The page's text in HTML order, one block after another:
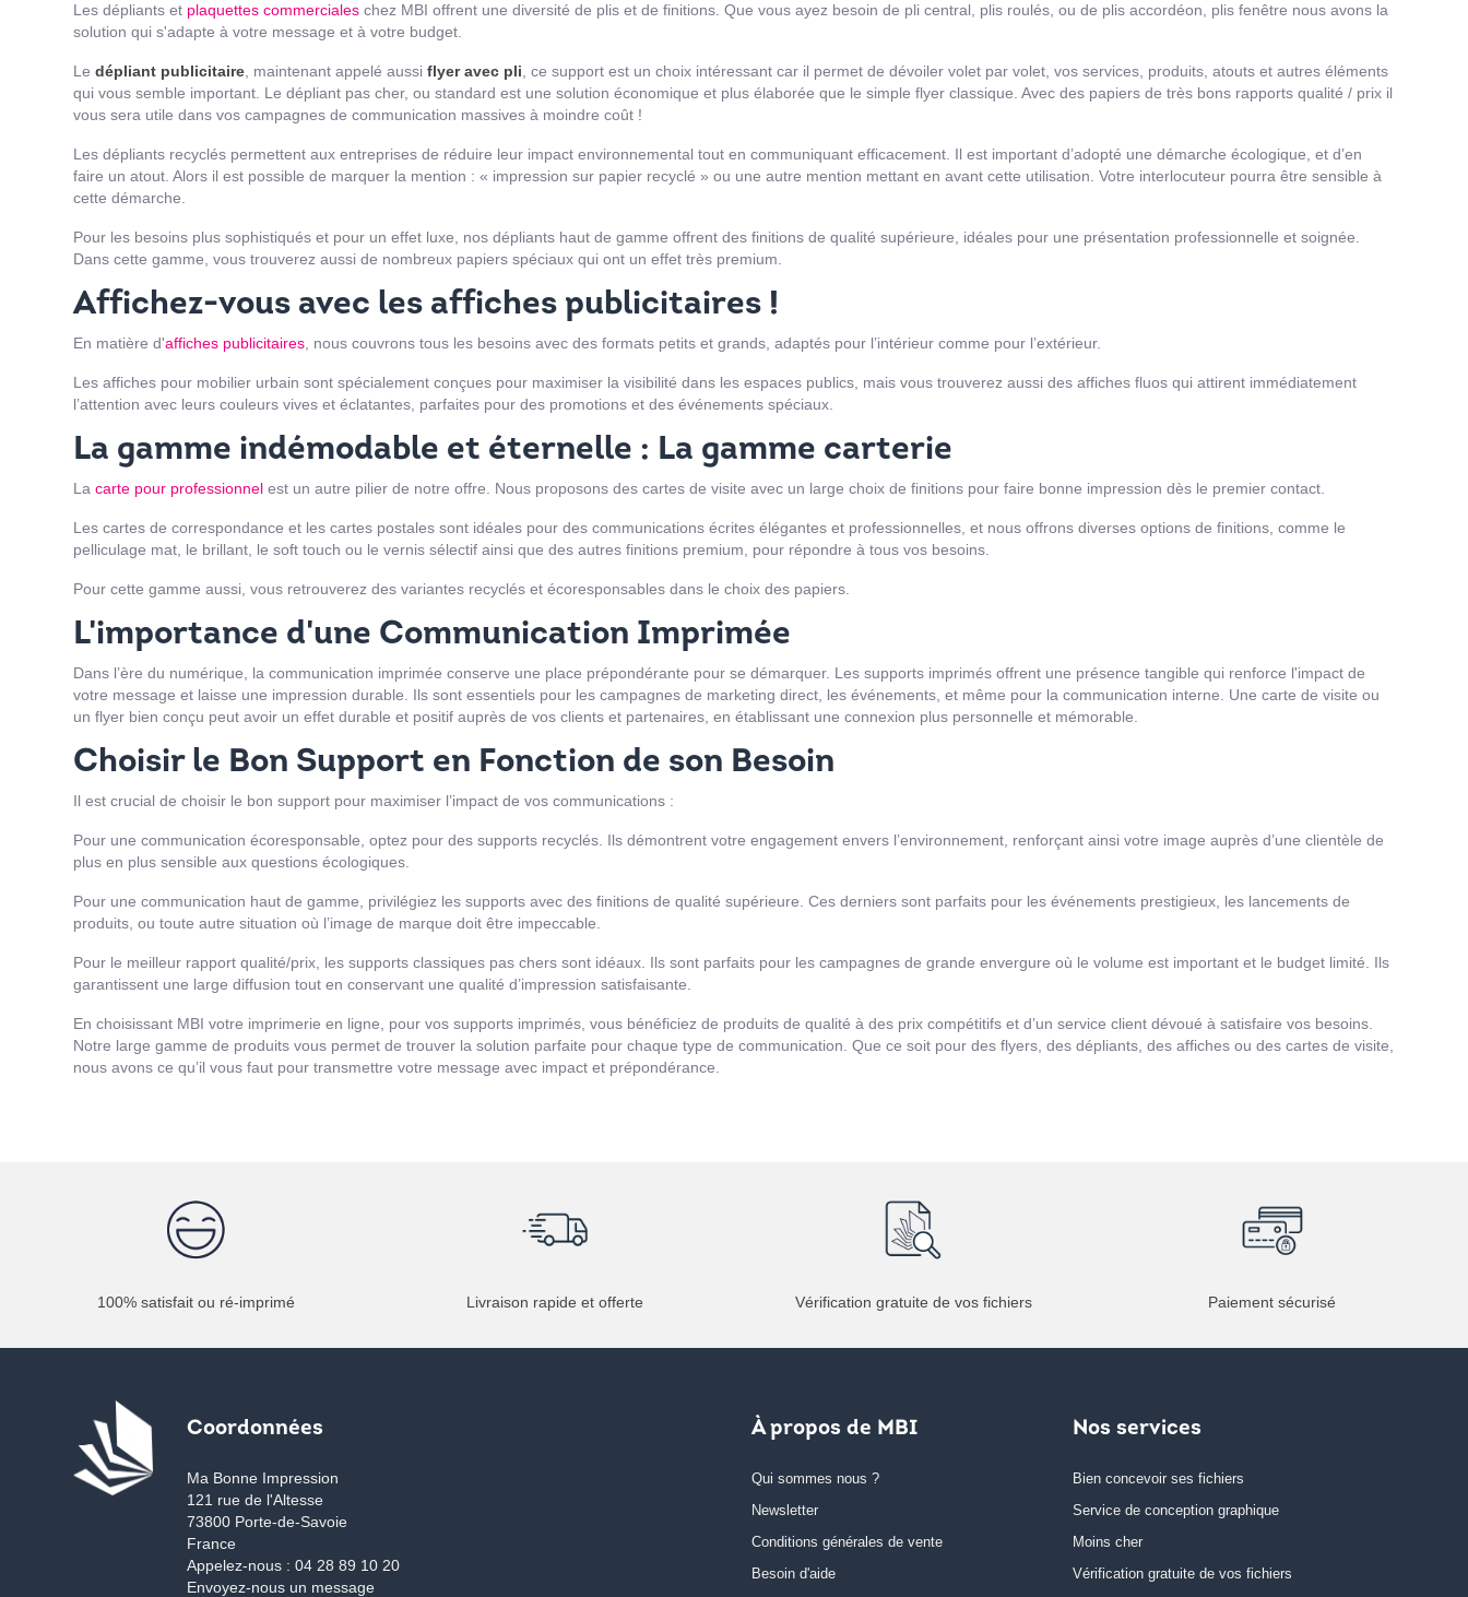
Les dépliants et plaquettes commerciales chez MBI offrent une diversité de plis et de finitions. Que vous ayez besoin de pli central, plis roulés, ou de plis accordéon, plis fenêtre nous avons la
solution qui s'adapte à votre message et à votre budget.
Le dépliant publicitaire, maintenant appelé aussi flyer avec pli, ce support est un choix intéressant car il permet de dévoiler volet par volet, vos services, produits, atouts et autres éléments
qui vous semble important. Le dépliant pas cher, ou standard est une solution économique et plus élaborée que le simple flyer classique. Avec des papiers de très bons rapports qualité / prix il
vous sera utile dans vos campagnes de communication massives à moindre coût !
Les dépliants recyclés permettent aux entreprises de réduire leur impact environnemental tout en communiquant efficacement. Il est important d’adopté une démarche écologique, et d’en
faire un atout. Alors il est possible de marquer la mention : « impression sur papier recyclé » ou une autre mention mettant en avant cette utilisation. Votre interlocuteur pourra être sensible à
cette démarche.
Pour les besoins plus sophistiqués et pour un effet luxe, nos dépliants haut de gamme offrent des finitions de qualité supérieure, idéales pour une présentation professionnelle et soignée.
Dans cette gamme, vous trouverez aussi de nombreux papiers spéciaux qui ont un effet très premium.
Affichez-vous avec les affiches publicitaires !
En matière d'affiches publicitaires, nous couvrons tous les besoins avec des formats petits et grands, adaptés pour l’intérieur comme pour l’extérieur.
Les affiches pour mobilier urbain sont spécialement conçues pour maximiser la visibilité dans les espaces publics, mais vous trouverez aussi des affiches fluos qui attirent immédiatement
l’attention avec leurs couleurs vives et éclatantes, parfaites pour des promotions et des événements spéciaux.
La gamme indémodable et éternelle : La gamme carterie
La carte pour professionnel est un autre pilier de notre offre. Nous proposons des cartes de visite avec un large choix de finitions pour faire bonne impression dès le premier contact.
Les cartes de correspondance et les cartes postales sont idéales pour des communications écrites élégantes et professionnelles, et nous offrons diverses options de finitions, comme le
pelliculage mat, le brillant, le soft touch ou le vernis sélectif ainsi que des autres finitions premium, pour répondre à tous vos besoins.
Pour cette gamme aussi, vous retrouverez des variantes recyclés et écoresponsables dans le choix des papiers.
L'importance d'une Communication Imprimée
Dans l’ère du numérique, la communication imprimée conserve une place prépondérante pour se démarquer. Les supports imprimés offrent une présence tangible qui renforce l'impact de
votre message et laisse une impression durable. Ils sont essentiels pour les campagnes de marketing direct, les événements, et même pour la communication interne. Une carte de visite ou
un flyer bien conçu peut avoir un effet durable et positif auprès de vos clients et partenaires, en établissant une connexion plus personnelle et mémorable.
Choisir le Bon Support en Fonction de son Besoin
Il est crucial de choisir le bon support pour maximiser l’impact de vos communications :
Pour une communication écoresponsable, optez pour des supports recyclés. Ils démontrent votre engagement envers l’environnement, renforçant ainsi votre image auprès d’une clientèle de
plus en plus sensible aux questions écologiques.
Pour une communication haut de gamme, privilégiez les supports avec des finitions de qualité supérieure. Ces derniers sont parfaits pour les événements prestigieux, les lancements de
produits, ou toute autre situation où l’image de marque doit être impeccable.
Pour le meilleur rapport qualité/prix, les supports classiques pas chers sont idéaux. Ils sont parfaits pour les campagnes de grande envergure où le volume est important et le budget limité. Ils
garantissent une large diffusion tout en conservant une qualité d’impression satisfaisante.
En choisissant MBI votre imprimerie en ligne, pour vos supports imprimés, vous bénéficiez de produits de qualité à des prix compétitifs et d’un service client dévoué à satisfaire vos besoins.
Notre large gamme de produits vous permet de trouver la solution parfaite pour chaque type de communication. Que ce soit pour des flyers, des dépliants, des affiches ou des cartes de visite,
nous avons ce qu’il vous faut pour transmettre votre message avec impact et prépondérance.
100% satisfait ou ré-imprimé Livraison rapide et offerte Vérification gratuite de vos fichiers Paiement sécurisé
Coordonnées
Ma Bonne Impression
121 rue de l'Altesse
73800 Porte-de-Savoie
France
Appelez-nous :04 28 89 10 20
Envoyez-nous un message
À propos de MBI
Qui sommes nous ?
Newsletter
Conditions générales de vente
Besoin d'aide
Nos services
Bien concevoir ses fichiers
Service de conception graphique
Moins cher
Vérification gratuite de vos fichiers